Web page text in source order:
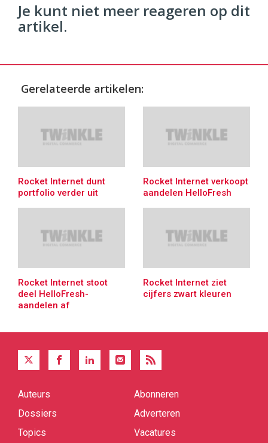
Je kunt niet meer reageren op dit
artikel.
Gerelateerde artikelen:
Rocket Internet dunt
portfolio verder uit
Rocket Internet verkoopt
aandelen HelloFresh
Rocket Internet stoot
deel HelloFresh-
aandelen af
Rocket Internet ziet
cijfers zwart kleuren
Quick
Auteurs
Dossiers
Topics
Abonneren
Adverteren
Vacatures